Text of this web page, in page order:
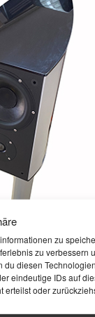
zu
zu verbessern
du diesen
eindeutige IDs auf
erteilst oder